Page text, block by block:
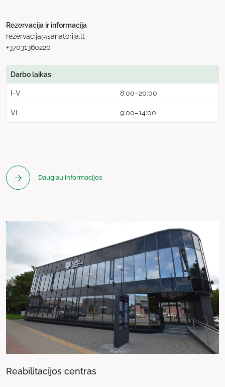
Rezervacija ir informacija
rezervacija@sanatorija.lt
+37031360220
Darbo laikas
I–V 8:00–20:00
VI 9:00–14:00
Daugiau informacijos
Reabilitacijos centras